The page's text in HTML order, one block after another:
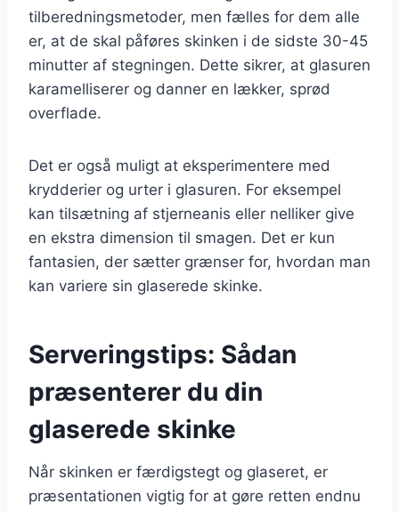
tilberedningsmetoder, men fælles for dem alle
er, at de skal påføres skinken i de sidste 30-45
minutter af stegningen. Dette sikrer, at glasuren
karamelliserer og danner en lækker, sprød
overflade.
Det er også muligt at eksperimentere med
krydderier og urter i glasuren. For eksempel
kan tilsætning af stjerneanis eller nelliker give
en ekstra dimension til smagen. Det er kun
fantasien, der sætter grænser for, hvordan man
kan variere sin glaserede skinke.
Serveringstips: Sådan
præsenterer du din
glaserede skinke
Når skinken er færdigstegt og glaseret, er
præsentationen vigtig for at gøre retten endnu